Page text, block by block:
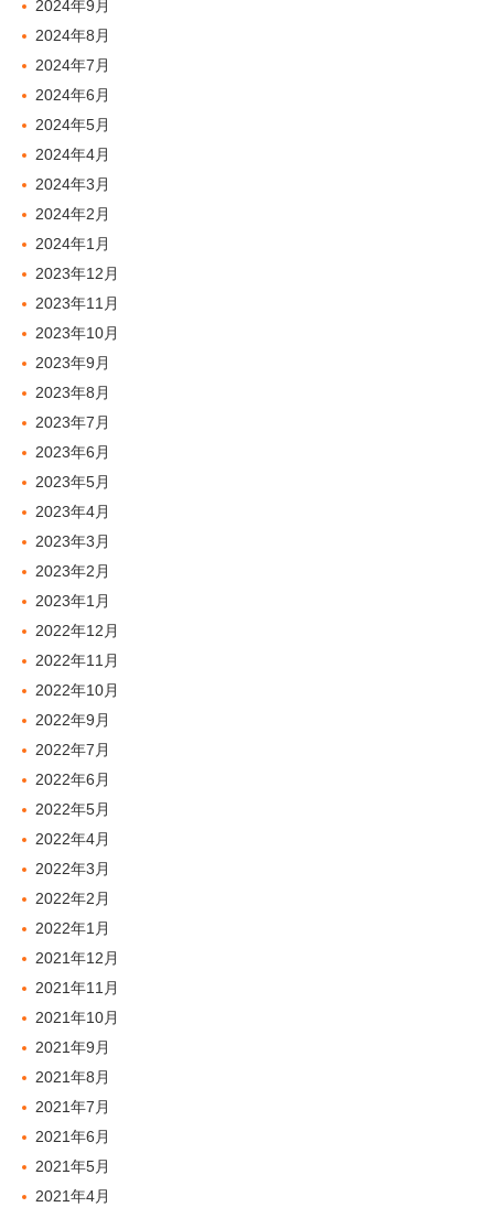
2024年9月
2024年8月
2024年7月
2024年6月
2024年5月
2024年4月
2024年3月
2024年2月
2024年1月
2023年12月
2023年11月
2023年10月
2023年9月
2023年8月
2023年7月
2023年6月
2023年5月
2023年4月
2023年3月
2023年2月
2023年1月
2022年12月
2022年11月
2022年10月
2022年9月
2022年7月
2022年6月
2022年5月
2022年4月
2022年3月
2022年2月
2022年1月
2021年12月
2021年11月
2021年10月
2021年9月
2021年8月
2021年7月
2021年6月
2021年5月
2021年4月